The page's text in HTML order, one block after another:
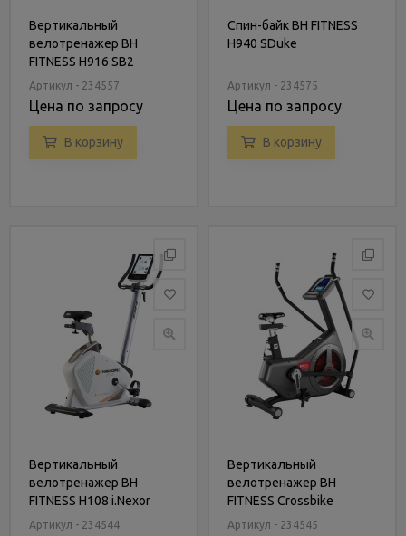
Вертикальный
велотренажер BH
FITNESS H916 SB2
Артикул - 234557
Цена по запросу
В корзину
Спин-байк BH FITNESS
H940 SDuke
Артикул - 234575
Цена по запросу
В корзину
Вертикальный
велотренажер BH
FITNESS H108 i.Nexor
Артикул - 234544
Вертикальный
велотренажер BH
FITNESS Crossbike
LK7850
Артикул - 234545